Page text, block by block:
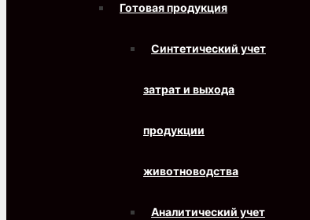
Готовая продукция
Синтетический учет
затрат и выхода
продукции
животноводства
Аналитический учет